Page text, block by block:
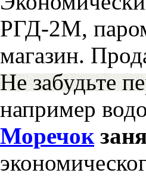
РГД-2М,
магазин.
Не забудьте
например
Моречок